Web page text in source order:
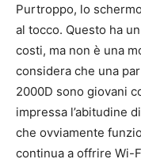
Purtroppo, lo
al tocco. Questo ha
costi, ma non è una
considera che una
2000D sono giovani
impressa l’abitudine
che ovviamente
continua a offrire Wi-